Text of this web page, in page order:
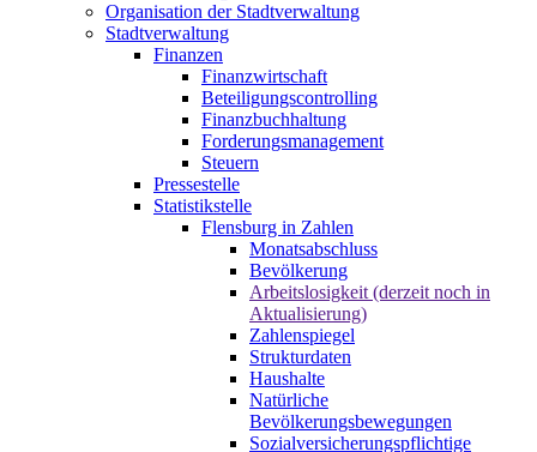
Organisation der Stadtverwaltung
Stadtverwaltung
Finanzen
Finanzwirtschaft
Beteiligungscontrolling
Finanzbuchhaltung
Forderungsmanagement
Steuern
Pressestelle
Statistikstelle
Flensburg in Zahlen
Monatsabschluss
Bevölkerung
Arbeitslosigkeit (derzeit noch in
Aktualisierung)
Zahlenspiegel
Strukturdaten
Haushalte
Natürliche
Bevölkerungsbewegungen
Sozialversicherungspflichtige